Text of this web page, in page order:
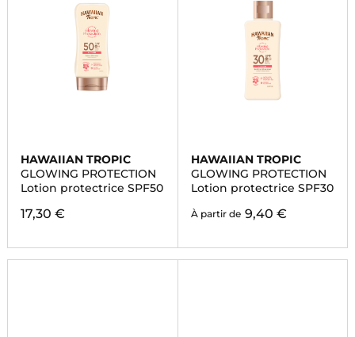
HAWAIIAN TROPIC
GLOWING PROTECTION
Lotion protectrice SPF50
17,30 €
HAWAIIAN TROPIC
GLOWING PROTECTION
Lotion protectrice SPF30
À partir de 9,40 €